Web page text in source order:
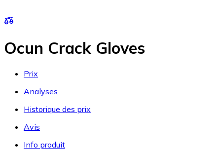
Ocun Crack Gloves
Prix
Analyses
Historique des prix
Avis
Info produit